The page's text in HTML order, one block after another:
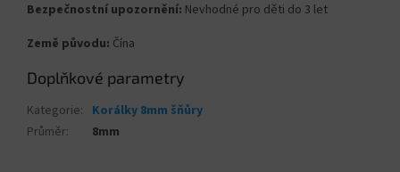
Bezpečnostní upozornění: Nevhodné pro děti do 3 let
Země původu: Čína
Doplňkové parametry
Kategorie: Korálky 8mm šňůry
Průměr: 8mm